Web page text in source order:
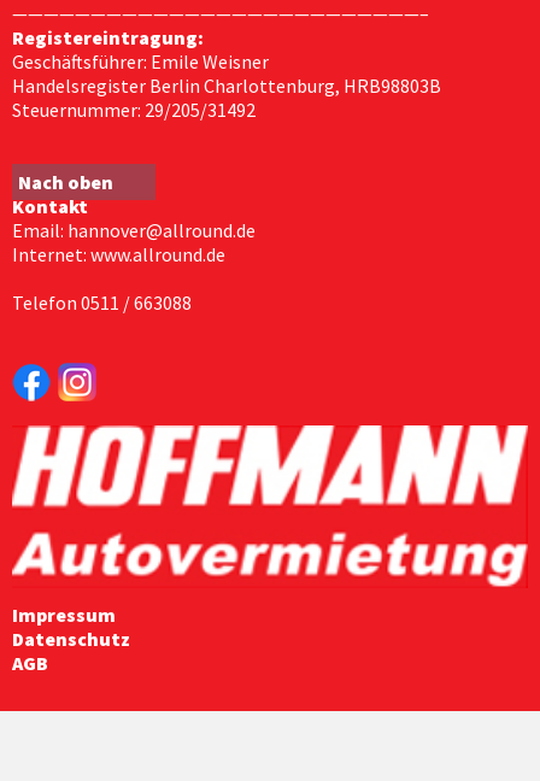
——————————————————————————–
Registereintragung:
Geschäftsführer: Emile Weisner
Handelsregister Berlin Charlottenburg, HRB98803B
Steuernummer: 29/205/31492
Nach oben
Kontakt
Email: hannover@allround.de
Internet: www.allround.de
Telefon 0511 / 663088
Impressum
Datenschutz
AGB